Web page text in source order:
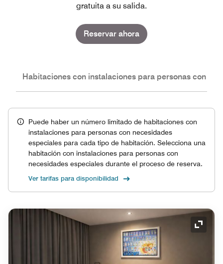
gratuita a su salida.
Reservar ahora
Habitaciones con instalaciones para personas con
Puede haber un número limitado de habitaciones con
instalaciones para personas con necesidades
especiales para cada tipo de habitación. Selecciona una
habitación con instalaciones para personas con
necesidades especiales durante el proceso de reserva.
Ver tarifas para disponibilidad
Icono